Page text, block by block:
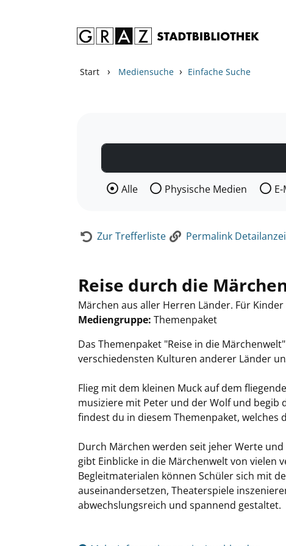
Start › Mediensuche › Einfache Suche
Wählen Sie die Medienart nach der Sie
Alle Physische Medien
Zur Trefferliste Permalink
Reise durch die
Märchen aus aller Herren Länder. Für Kinder
Mediengruppe: Themenpaket
Das Themenpaket "Reise in die
verschiedensten Kulturen anderer Länder
Flieg mit dem kleinen Muck auf dem
musiziere mit Peter und der Wolf und begib
findest du in diesem Themenpaket,
Durch Märchen werden seit jeher Werte
gibt Einblicke in die Märchenwelt von vielen
Begleitmaterialen können Schüler sich mit
auseinandersetzen, Theaterspiele
abwechslungsreich und spannend gestaltet.